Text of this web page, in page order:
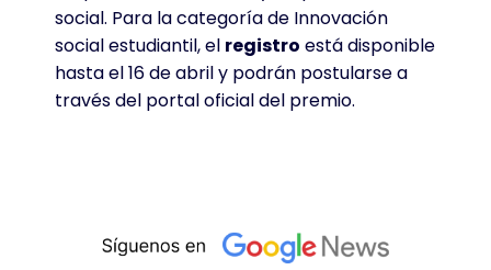
social. Para la categoría de Innovación
social estudiantil, el registro está disponible
hasta el 16 de abril y podrán postularse a
través del portal oficial del premio.